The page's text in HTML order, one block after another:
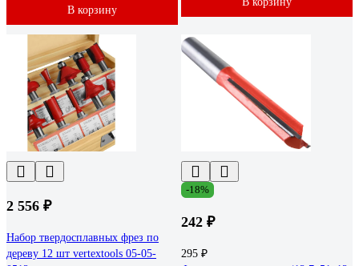
В корзину
2 556 ₽
Набор твердосплавных фрез по
дереву 12 шт vertextools 05-05-
-18%
242 ₽
295 ₽